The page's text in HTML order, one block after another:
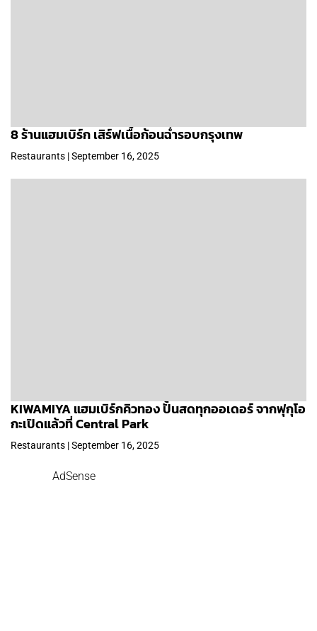
8 ร้านแฮมเบิร์ก เสิร์ฟเนื้อก้อนฉ่ำรอบกรุงเทพ
Restaurants | September 16, 2025
KIWAMIYA แฮมเบิร์กคิวทอง ปั้นสดทุกออเดอร์ จากฟุกุโอ
กะเปิดแล้วที่ Central Park
Restaurants | September 16, 2025
AdSense